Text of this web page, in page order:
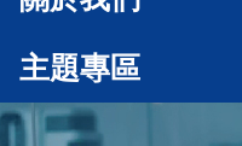
主題專區